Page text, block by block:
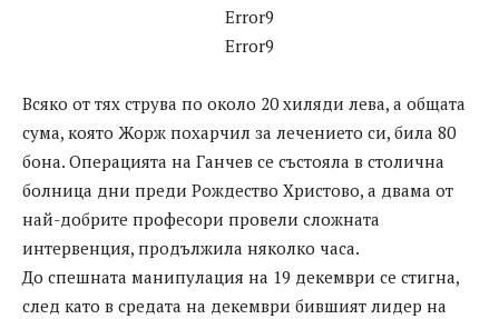
Error9
Error9
Всяко от тях струва по около 20 хиляди лева, а общата
сума, която Жорж похарчил за лечението си, била 80
бона. Операцията на Ганчев се състояла в столична
болница дни преди Рождество Христово, а двама от
най-добрите професори провели сложната
интервенция, продължила няколко часа.
До спешната манипулация на 19 декември се стигна,
след като в средата на декември бившият лидер на